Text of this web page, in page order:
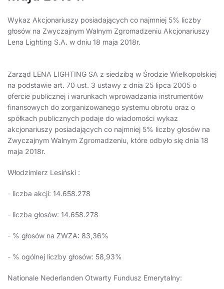
Wykaz Akcjonariuszy posiadających co najmniej 5% liczby
głosów na Zwyczajnym Walnym Zgromadzeniu Akcjonariuszy
Lena Lighting S.A. w dniu 18 maja 2018r.
Zarząd LENA LIGHTING SA z siedzibą w Środzie Wielkopolskiej
na podstawie art. 70 ust. 3 ustawy z dnia 25 lipca 2005 o
ofercie publicznej i warunkach wprowadzania instrumentów
finansowych do zorganizowanego systemu obrotu oraz o
spółkach publicznych podaje do wiadomości wykaz
akcjonariuszy posiadających co najmniej 5% liczby głosów na
Zwyczajnym Walnym Zgromadzeniu, które odbyło się dnia 18
maja 2018r.
Włodzimierz Lesiński :
- liczba akcji: 14.658.278
- liczba głosów: 14.658.278
- % głosów na ZWZA: 83,36%
- % ogólnej liczby głosów: 58,93%
Nationale Nederlanden Otwarty Fundusz Emerytalny: